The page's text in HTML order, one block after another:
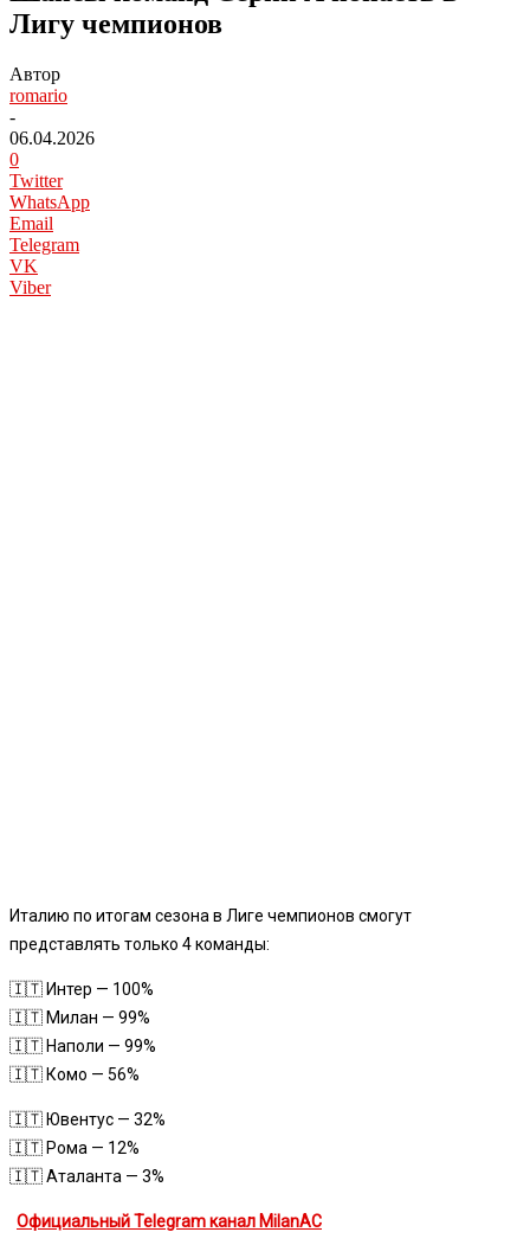
Лигу чемпионов
Автор
romario
-
06.04.2026
0
Twitter
WhatsApp
Email
Telegram
VK
Viber
Италию по итогам сезона в Лиге чемпионов смогут
представлять только 4 команды:
🇮🇹 Интер — 100%
🇮🇹 Милан — 99%
🇮🇹 Наполи — 99%
🇮🇹 Комо — 56%
🇮🇹 Ювентус — 32%
🇮🇹 Рома — 12%
🇮🇹 Аталанта — 3%
Официальный Telegram канал MilanAC